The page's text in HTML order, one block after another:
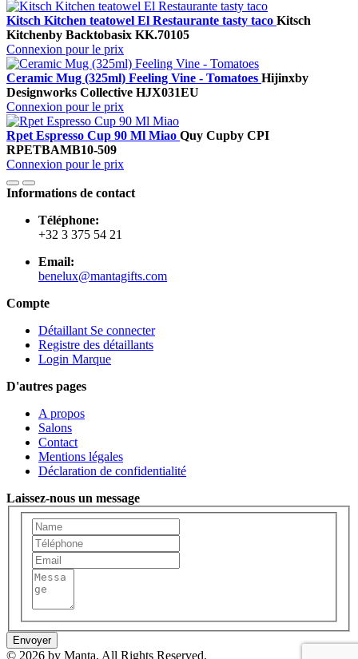
Kitsch Kitchen teatowel El Restaurante tasty taco Kitsch
Kitchenby Backtobasix KK.70105
Connexion pour le prix
Ceramic Mug (325ml) Feeling Vine - Tomatoes Hijinxby
Designworks Collective HJX031EU
Connexion pour le prix
Rpet Espresso Cup 90 Ml Miao Quy Cupby CPI
RPETBAMB10-509
Connexion pour le prix
Informations de contact
Téléphone:
+32 3 375 54 21
Email:
benelux@mantagifts.com
Compte
Détaillant Se connecter
Registre des détaillants
Login Marque
D'autres pages
A propos
Salons
Contact
Mentions légales
Déclaration de confidentialité
Laissez-nous un message
Envoyer
© 2026 by Manta. All Rights Reserved.